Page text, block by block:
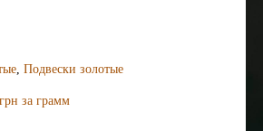
, Подвески золотые
за грамм